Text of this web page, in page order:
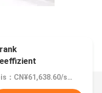
Preis：CN¥61,638.60/sets 1-4 sets